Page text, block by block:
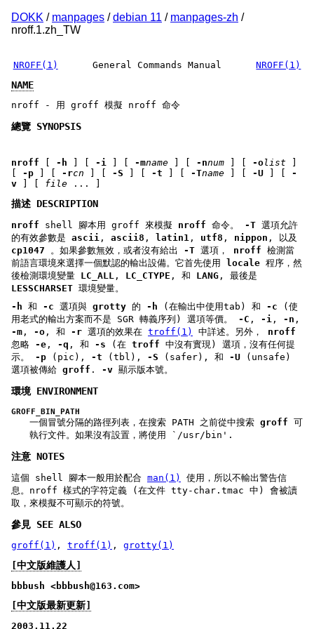
DOKK / manpages /debian 11 / manpages-zh /
nroff.1.zh_TW
NROFF(1) General Commands Manual NROFF(1)
NAME
nroff - 用 groff 模擬 nroff 命令
總覽 SYNOPSIS
nroff -h -i -mname -nnum -olist
-p -rcn -S -t -Tname -U
-
v
file ... ]
描述 DESCRIPTION
nroff shell 腳本用 groff 來模擬 nroff 命令。 -T 選項允許
的有效參數是 ascii , ascii8 , latin1 , utf8 , nippon , 以及
cp1047 。如果參數無效，或者沒有給出 -T 選項， nroff 檢測當
前語言環境來選擇一個默認的輸出設備。它首先使用
locale 程序，然
後檢測環境變量 LC_ALL , LC_CTYPE , 和 LANG , 最後是
LESSCHARSET 環境變量。
-h 和 -c 選項與 grotty 的 -h (在輸出中使用tab) 和 -c (使
用老式的輸出方案而不是 SGR 轉義序列) 選項等價。 -C , -i , -n ,
-m , -o , 和 -r 選項的效果在 troff(1) 中詳述。另外， nroff
忽略 -e , -q , 和 -s (在 troff 中沒有實現) 選項，沒有任何提
示。 -p (pic), -t (tbl), -S (safer), 和 -U (unsafe)
選項被傳給 groff . -v 顯示版本號。
環境 ENVIRONMENT
GROFF_BIN_PATH
一個冒號分隔的路徑列表，在搜索 PATH 之前從中搜索 groff
執行文件。如果沒有設置，將使用 `/usr/bin'.
注意 NOTES
這個 shell 腳本一般用於配合 man(1)
使用，所以不輸出警告信
息。nroff 樣式的字符定義 (在文件 tty-char.tmac 中) 會被讀
取，來模擬不可顯示的符號。
參見 SEE ALSO
groff(1) , troff(1) , grotty(1)
[中文版維護人]
bbbush <bbbush@163.com>
[中文版最新更新]
2003.11.22